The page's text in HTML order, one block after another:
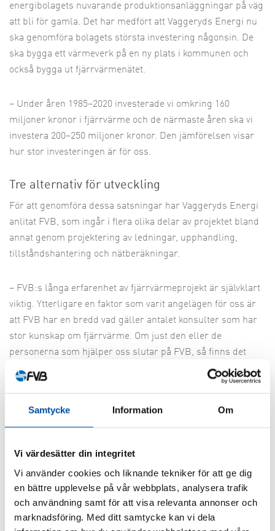
Samtycke Information Om
Vi värdesätter din integritet
Vi använder cookies och liknande tekniker för att ge dig
en bättre upplevelse på vår webbplats, analysera trafik
och användning samt för att visa relevanta annonser och
marknadsföring. Med ditt samtycke kan vi dela
energibolagets nuvarande produktionsanläggningar på väg
att bli för gamla. Det har medfört att Vaggeryds Energi nu
ska genomföra bolagets största investering någonsin. De
ska bygga ett värmeverk på en ny plats i kommunen och
också bygga ut fjärrvärmenätet.
– Under åren 1985–2020 investerade vi omkring 160
miljoner kronor i fjärrvärme och de närmaste åren ska vi
investera 200–250 miljoner kronor. Den jämförelsen visar
hur stor investeringen är för oss.
Tre alternativ för utveckling
För att genomföra dessa satsningar har Vaggeryds Energi
anlitat FVB, som ingår i flera olika delar av projektet bland
annat genom projektering av ledningar, upphandling,
tillståndshantering och nätberäkningar.
– FVB:s långa erfarenhet av fjärrvärmeprojekt är självklart
viktig. Ytterligare en faktor som varit angelägen för oss är
att FVB har en bredd vad gäller antalet konsulter som har
stor kunskap om fjärrvärme. Om just den eller de
personerna som hjälper oss slutar på FVB, så finns det
flera andra som har liknande kompetens. Det är en central
del i den riskanalys som vi gjort, berättar Peter
Skillingaryd. I de utredningar som har gjorts har man tittat
fjärrvärmen:
Att byta ut nuvarande värmeverk till motsvarande